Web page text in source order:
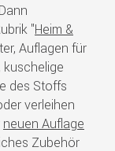
"Heim &
Auflagen für
kuschelige
des Stoffs
verleihen
neuen Auflage
Zubehör